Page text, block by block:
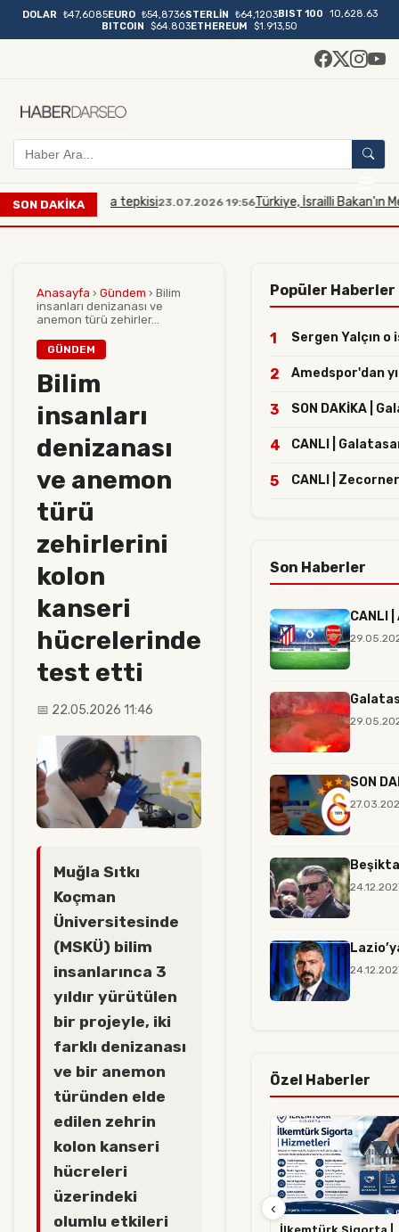
DOLAR ₺47,6085EURO ₺54,8736STERLİN ₺64,1203BIST 100
10,628.63
BITCOIN
$64.803ETHEREUM $1.913,50
SON DAKİKA
Aksa tepkisi 23.07.2026 19:56Türkiye, İsrailli Bakan'ın Mescid-i
Anasayfa › Gündem › Bilim
insanları denizanası ve
anemon türü zehirler...
GÜNDEM
Bilim
insanları
denizanası
ve anemon
türü
zehirlerini
kolon
kanseri
hücrelerinde
test etti
📅 22.05.2026 11:46
Muğla Sıtkı
Koçman
Üniversitesinde
(MSKÜ) bilim
insanlarınca 3
yıldır yürütülen
bir projeyle, iki
farklı denizanası
ve bir anemon
türünden elde
edilen zehrin
kolon kanseri
hücreleri
üzerindeki
olumlu etkileri
Popüler Haberler
1 Sergen Yalçın
2 Amedspor'dan
3 SON DAKİKA |
4 CANLI |
5 CANLI |
Son Haberler
CANLI
SON
Özel Haberler
‹